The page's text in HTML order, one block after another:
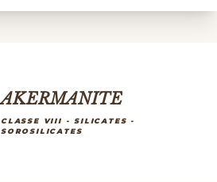
AKERMANITE
CLASSE VIII - SILICATES -
SOROSILICATES